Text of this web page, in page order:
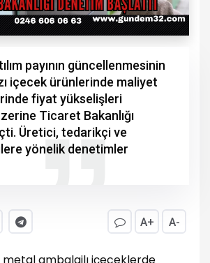
payının güncellenmesinin
içecek ürünlerinde maliyet
fiyat yükselişleri
Ticaret Bakanlığı
Üretici, tedarikçi ve
yönelik denetimler
A+ A-
metal ambalajlı içeceklerde